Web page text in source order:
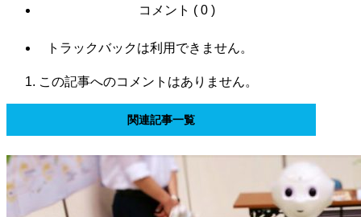
コメント ( 0 )
トラックバックは利用できません。
この記事へのコメントはありません。
関連記事一覧